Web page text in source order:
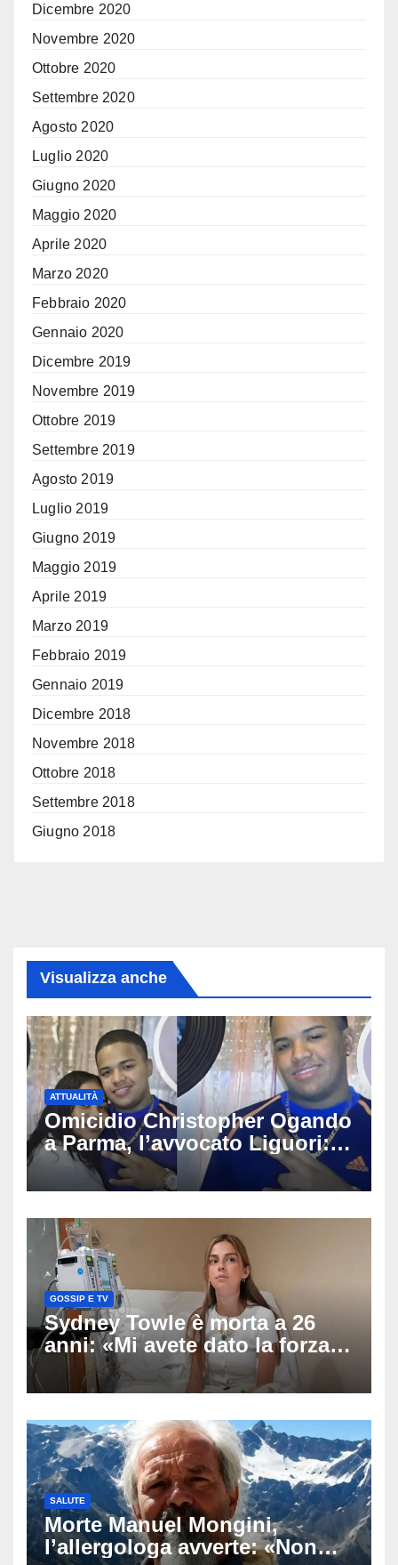
Dicembre 2020
Novembre 2020
Ottobre 2020
Settembre 2020
Agosto 2020
Luglio 2020
Giugno 2020
Maggio 2020
Aprile 2020
Marzo 2020
Febbraio 2020
Gennaio 2020
Dicembre 2019
Novembre 2019
Ottobre 2019
Settembre 2019
Agosto 2019
Luglio 2019
Giugno 2019
Maggio 2019
Aprile 2019
Marzo 2019
Febbraio 2019
Gennaio 2019
Dicembre 2018
Novembre 2018
Ottobre 2018
Settembre 2018
Giugno 2018
Visualizza anche
ATTUALITÀ
Omicidio Christopher Ogando
a Parma, l’avvocato Liguori:
«Ogni elemento va
approfondito fino in fondo»,
investigatori
GOSSIP E TV
Sydney Towle è morta a 26
anni: «Mi avete dato la forza
di andare avanti», l’ultimo
messaggio dell’influencer
SALUTE
Morte Manuel Mongini,
l’allergologa avverte: «Non